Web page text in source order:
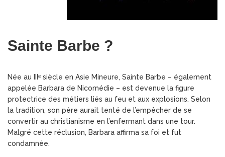
Sainte Barbe ?
Née au IIIᵉ siècle en Asie Mineure, Sainte Barbe – également
appelée Barbara de Nicomédie – est devenue la figure
protectrice des métiers liés au feu et aux explosions. Selon
la tradition, son père aurait tenté de l’empêcher de se
convertir au christianisme en l’enfermant dans une tour.
Malgré cette réclusion, Barbara affirma sa foi et fut
condamnée.